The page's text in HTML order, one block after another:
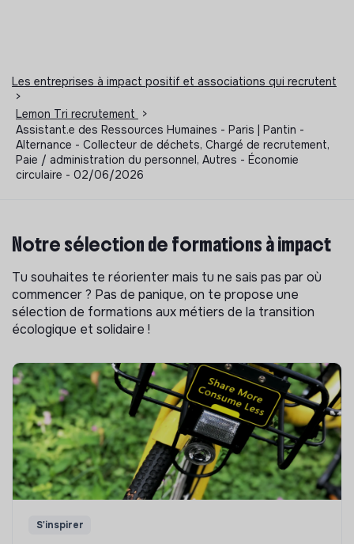
Les entreprises à impact positif et associations qui recrutent
>
Lemon Tri recrutement
>
Assistant.e des Ressources Humaines - Paris | Pantin -
Alternance - Collecteur de déchets, Chargé de recrutement,
Paie / administration du personnel, Autres - Économie
circulaire - 02/06/2026
Notre sélection de formations à impact
Tu souhaites te réorienter mais tu ne sais pas par où
commencer ? Pas de panique, on te propose une
sélection de formations aux métiers de la transition
écologique et solidaire !
S'inspirer